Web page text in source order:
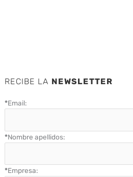
RECIBE LA NEWSLETTER
*Email:
*Nombre apellidos:
*Empresa: